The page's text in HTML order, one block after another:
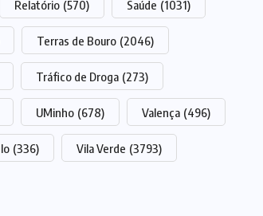
Relatório (570) Saúde (1031)
Terras de Bouro (2046)
Tráfico de Droga (273)
UMinho (678) Valença (496)
(336) Vila Verde (3793)